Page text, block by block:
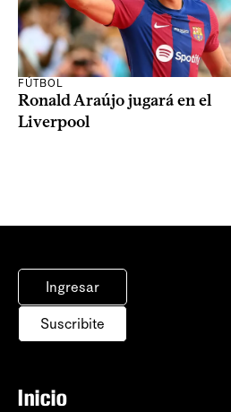
FÚTBOL
Ronald Araújo jugará en el
Liverpool
Ingresar
Suscribite
Inicio